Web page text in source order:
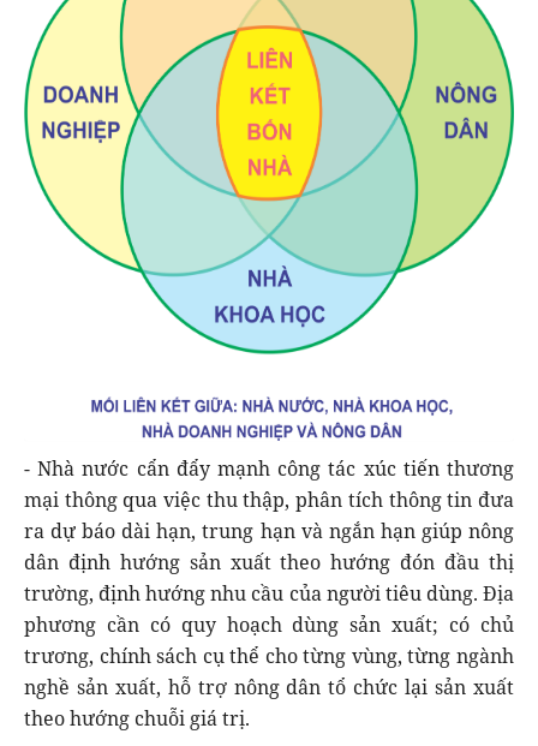
- Nhà nước cẩn đẩy mạnh công tác xúc tiến thương
mại thông qua việc thu thập, phân tích thông tin đưa
ra dự báo dài hạn, trung hạn và ngắn hạn giúp nông
dân định hướng sản xuất theo hướng đón đầu thị
trường, định hướng nhu cầu của người tiêu dùng. Địa
phương cần có quy hoạch dùng sản xuất; có chủ
trương, chính sách cụ thể cho từng vùng, từng ngành
nghề sản xuất, hỗ trợ nông dân tổ chức lại sản xuất
theo hướng chuỗi giá trị.